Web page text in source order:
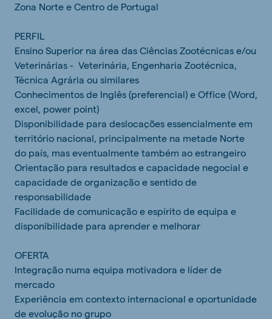
Zona Norte e Centro de Portugal
PERFIL
Ensino Superior na área das Ciências Zootécnicas e/ou
Veterinárias - Veterinária, Engenharia Zootécnica,
Técnica Agrária ou similares
Conhecimentos de Inglês (preferencial) e Office (Word,
excel, power point)
Disponibilidade para deslocações essencialmente em
território nacional, principalmente na metade Norte
do país, mas eventualmente também ao estrangeiro
Orientação para resultados e capacidade negocial e
capacidade de organização e sentido de
responsabilidade
Facilidade de comunicação e espírito de equipa e
disponibilidade para aprender e melhorar
OFERTA
Integração numa equipa motivadora e líder de
mercado
Experiência em contexto internacional e oportunidade
de evolução no grupo